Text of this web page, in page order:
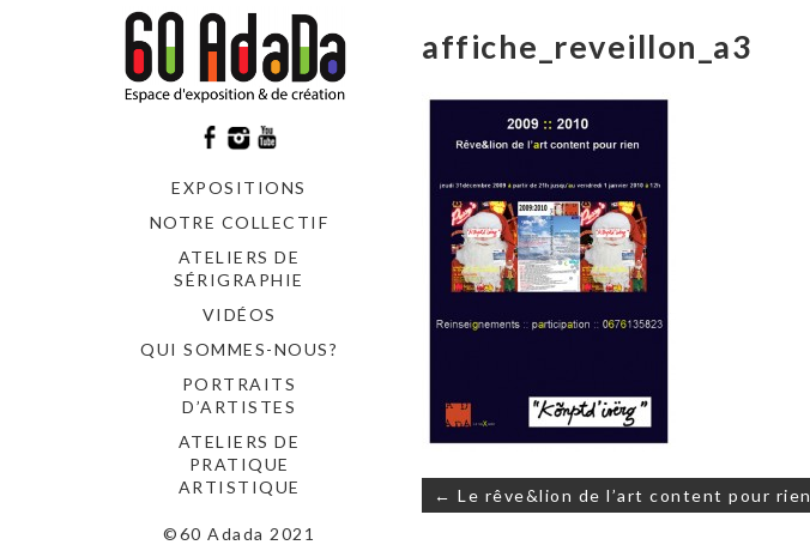
EXPOSITIONS
NOTRE COLLECTIF
ATELIERS DE
SÉRIGRAPHIE
VIDÉOS
QUI SOMMES-NOUS?
PORTRAITS
D’ARTISTES
ATELIERS DE
PRATIQUE
ARTISTIQUE
©60 Adada 2021
affiche_reveillon_a3
Navigation
de
← Le rêve&lion de l’art content pour rien